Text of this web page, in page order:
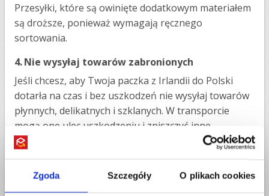
Zgoda Szczegóły O plikach cookies
Przesyłki, które są owinięte dodatkowym materiałem
są droższe, ponieważ wymagają ręcznego
sortowania.
4.Nie wysyłaj towarów zabronionych
Jeśli chcesz, aby Twoja paczka z Irlandii do Polski
dotarła na czas i bez uszkodzeń nie wysyłaj towarów
płynnych, delikatnych i szklanych. W transporcie
mogą one ulec uszkodzeniu i zniszczyć inne
przesyłki. Paczka może wówczas zostać wstrzymana
do utylizacji, a tego przecież nie chcesz.
Opłać zamówienie kuriera